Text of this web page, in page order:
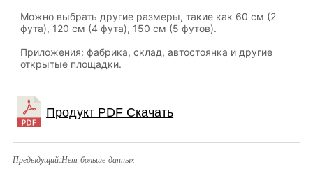
Можно выбрать другие размеры, такие как 60 см (2
фута), 120 см (4 фута), 150 см (5 футов).
Приложения: фабрика, склад, автостоянка и другие
открытые площадки.
Предыдущий:Нет больше данных